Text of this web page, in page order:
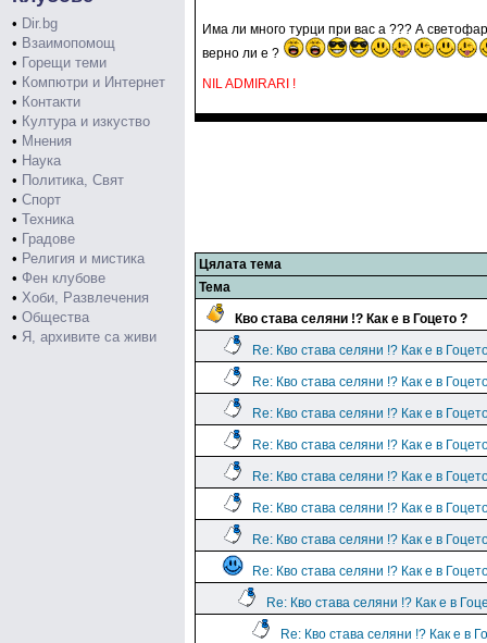
• Dir.bg
• Взаимопомощ
• Горещи теми
• Компютри и Интернет
• Контакти
• Култура и изкуство
• Мнения
• Наука
• Политика, Свят
• Спорт
• Техника
• Градове
• Религия и мистика
• Фен клубове
• Хоби, Развлечения
• Общества
• Я, архивите са живи
Има ли много турци при вас а ??? А
верно ли е ?
NIL ADMIRARI !
Цялата тема
Тема
Кво става селяни !? Как е в Гоцето ?
Re: Кво става селяни !? Как е в
Re: Кво става селяни !? Как е в
Re: Кво става селяни !? Как е в
Re: Кво става селяни !? Как е в
Re: Кво става селяни !? Как е в
Re: Кво става селяни !? Как е в
Re: Кво става селяни !? Как е в
Re: Кво става селяни !? Как е в
Re: Кво става селяни !? Как е в
Re: Кво става селяни !? Как е в